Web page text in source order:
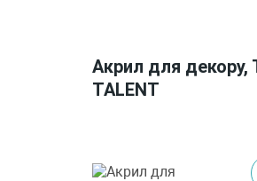
Акрил для декору,
TALENT